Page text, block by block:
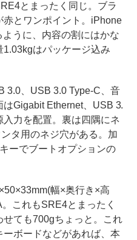
とまったく同じ。ブラ
赤とワンポイント。iPhone
うに、内容の割にはかな
1.03kgはパッケージ込み
3.0、USB 3.0 Type-C、音
Gigabit Ethernet、USB 3.
力を配置。裏は四隅にネ
タ用のネジ穴がある。加
ーでブートオプションの
幅×奥行き×高
これもSRE4とまったく
ても700gちょっと。これ
ボードなどがあれば、本